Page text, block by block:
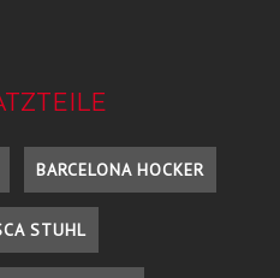
BARCELONA HOCKER
STUHL